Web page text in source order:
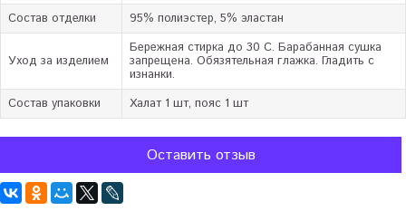
Состав отделки
95% полиэстер, 5% эластан
Уход за изделием
Бережная стирка до 30 C. Барабанная сушка
запрещена. Обязятельная глажка. Гладить с
изнанки.
Состав упаковки
Халат 1 шт, пояс 1 шт
Оставить отзыв